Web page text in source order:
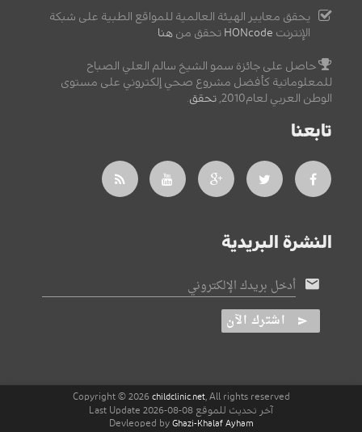
يحقق معايير الهيئة العالمية للمواقع الطبية على شبكة
الإنترنت HONcode تحقق من هنا
حاصل على جائزة سمو الشيخ سالم العلي الصباح
للمعلوماتية كأفضل مشروع صحي إلكتروني على مستوى
الوطن العربي لعام2010,
تحقق
تابعنا
النشرة البريدية
أدخل بريدك الإلكتروني
اشترك الآن
Copyright © 2026 childclinic.net, All rights reserved
آخر تحديث للموقع 08-08-2026 Last Update
Devleoped by Ghazi-Khalaf Ayham